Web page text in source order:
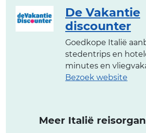
De Vakantie
discounter
Goedkope Italië
stedentrips en
minutes en
Bezoek website
Meer Italië